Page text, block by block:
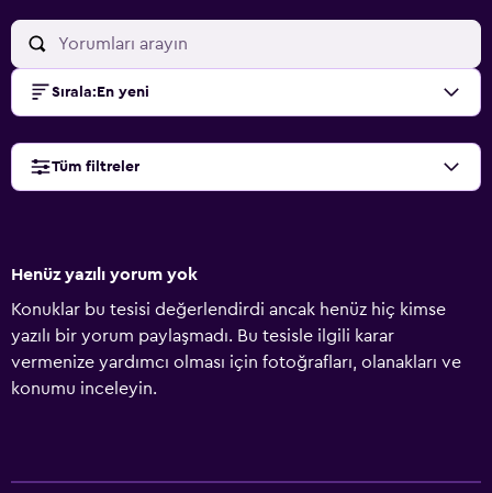
Sırala: En yeni
Tüm filtreler
Henüz yazılı yorum yok
Konuklar bu tesisi değerlendirdi ancak henüz hiç kimse
yazılı bir yorum paylaşmadı. Bu tesisle ilgili karar
vermenize yardımcı olması için fotoğrafları, olanakları ve
konumu inceleyin.